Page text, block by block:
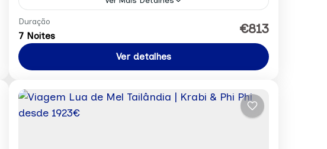
Preço por pessoa desde: 813 € Pedir Reserva
Duração
7 Noites €813
Ver detalhes